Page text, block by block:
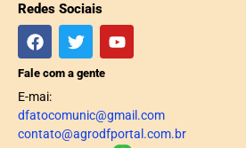
Redes Sociais
Fale com a gente
E-mai:
dfatocomunic@gmail.com
contato@agrodfportal.com.br